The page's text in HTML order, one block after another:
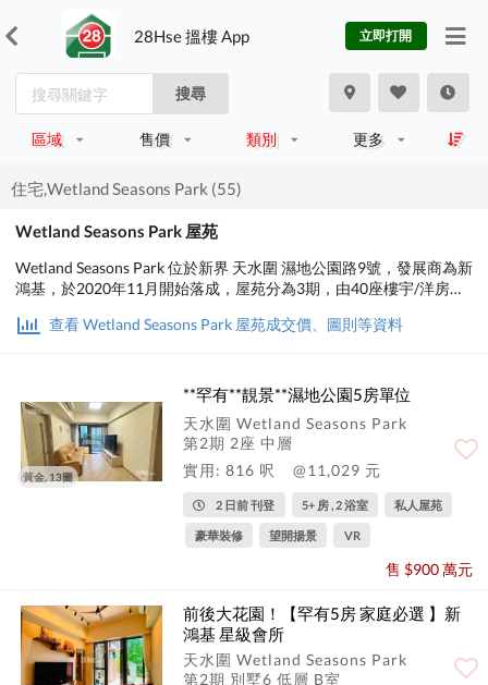
28Hse 搵樓 App 立即打開
搜尋
區域 售價 類別 更多
住宅,Wetland Seasons Park (55)
Wetland Seasons Park 屋苑
Wetland Seasons Park 位於新界 天水圍 濕地公園路9號，發展商為新
鴻基，於2020年11月開始落成，屋苑分為3期，由40座樓宇/洋房組
方呎，屋苑內設有會所、泳池、兒童設施、運動設施、娛樂設施、餐
查看 Wetland Seasons Park 屋苑成交價、圖則等資料
黃金, 13圖
**罕有**靚景**濕地公園5房單位
天水圍 Wetland Seasons Park
第2期 2座 中層
實用: 816 呎
@11,029 元
2 日前 刊登 5+ 房 , 2 浴室 私人屋苑
豪華裝修 望開揚景 VR
售 $900 萬元
前後大花園！【罕有5房 家庭必選 】新
鴻基 星級會所
天水圍 Wetland Seasons Park
第2期 別墅6 低層 B室